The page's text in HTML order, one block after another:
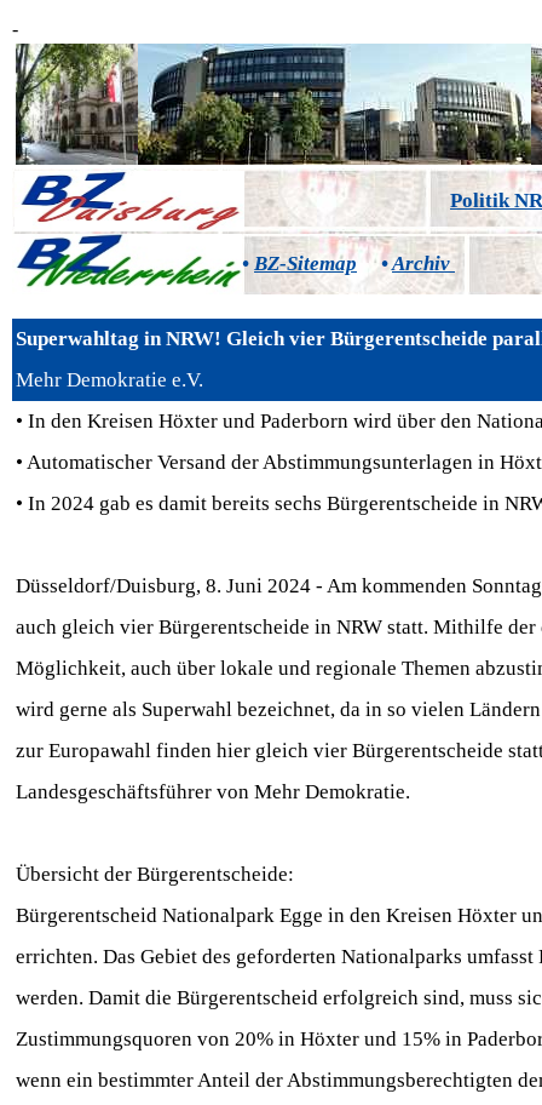
-
Politik
• BZ-Sitemap •Archiv
Superwahltag in NRW! Gleich vier Bürgerentscheide
Mehr Demokratie e.V.
• In den Kreisen Höxter und Paderborn wird über den
• Automatischer Versand der Abstimmungsunterlagen in
• In 2024 gab es damit bereits sechs Bürgerentscheide in
Düsseldorf/Duisburg, 8. Juni 2024 - Am kommenden
auch gleich vier Bürgerentscheide in NRW statt. Mithilfe
Möglichkeit, auch über lokale und regionale Themen
wird gerne als Superwahl bezeichnet, da in so vielen
zur Europawahl finden hier gleich vier Bürgerentscheide
Landesgeschäftsführer von Mehr Demokratie.
Übersicht der Bürgerentscheide:
Bürgerentscheid Nationalpark Egge in den Kreisen Höxter
errichten. Das Gebiet des geforderten Nationalparks
werden. Damit die Bürgerentscheid erfolgreich sind, muss
Zustimmungsquoren von 20% in Höxter und 15% in
wenn ein bestimmter Anteil der Abstimmungsberechtigten